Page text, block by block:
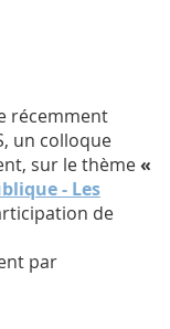
récemment
un colloque
sur le thème«
- Les
de
par